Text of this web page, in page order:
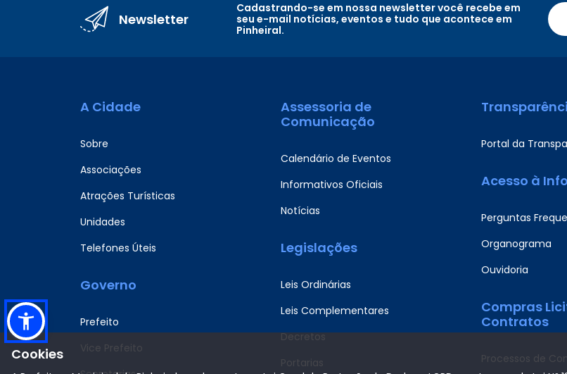
Newsletter
Cadastrando-se em nossa newsletter você recebe em
seu e-mail notícias, eventos e tudo que acontece em
Pinheiral.
A Cidade
Sobre
Associações
Atrações Turísticas
Unidades
Telefones Úteis
Governo
Prefeito
Vice Prefeito
Assessoria de
Comunicação
Calendário de Eventos
Informativos Oficiais
Notícias
Legislações
Leis Ordinárias
Leis Complementares
Decretos
Portarias
Portal da
Acesso à
Perguntas
Organograma
Ouvidoria
Compras
Contratos
Processos de
Cookies